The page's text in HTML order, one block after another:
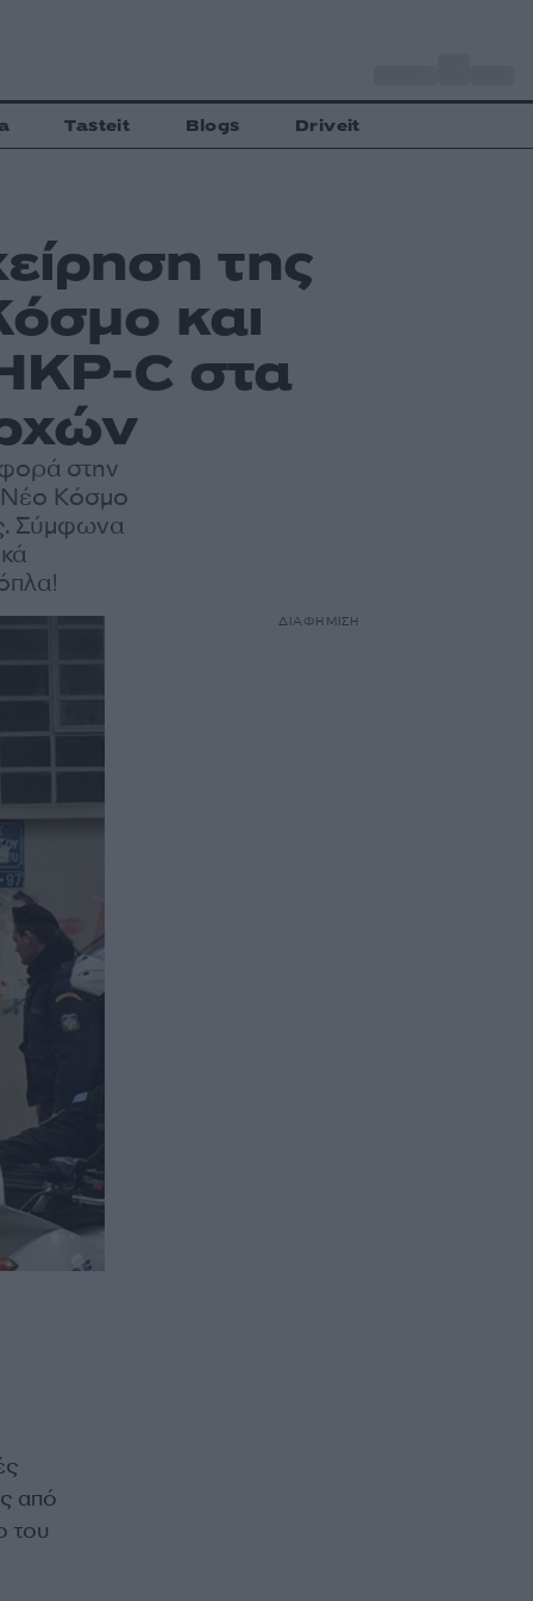
Tasteit Blogs Driveit
της
και
C στα
στην
Νέο Κόσμο
Σύμφωνα
από
του
ΔΙΑΦΗΜΙΣΗ